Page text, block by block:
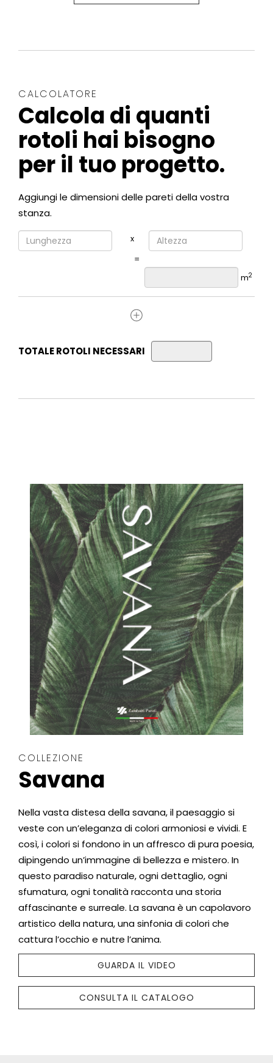
CALCOLATORE
Calcola di quanti
rotoli hai bisogno
per il tuo progetto.
Aggiungi le dimensioni delle pareti della vostra
stanza.
x
=
m2
TOTALE ROTOLI NECESSARI
COLLEZIONE
Savana
Nella vasta distesa della savana, il paesaggio si
veste con un’eleganza di colori armoniosi e vividi. E
così, i colori si fondono in un affresco di pura poesia,
dipingendo un’immagine di bellezza e mistero. In
questo paradiso naturale, ogni dettaglio, ogni
sfumatura, ogni tonalità racconta una storia
affascinante e surreale. La savana è un capolavoro
artistico della natura, una sinfonia di colori che
cattura l’occhio e nutre l’anima.
GUARDA IL VIDEO
CONSULTA IL CATALOGO